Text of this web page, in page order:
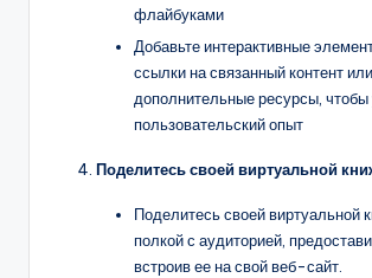
флайбуками
Добавьте интерактивные
ссылки на связанный контент или
дополнительные ресурсы,
пользовательский опыт
Поделитесь своей виртуальной
Поделитесь своей виртуальной
полкой с аудиторией,
встроив ее на свой веб-сайт.